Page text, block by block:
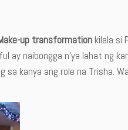
up transformation kilala si
ay naibongga n’ya lahat ng
kanya ang role na Trisha.